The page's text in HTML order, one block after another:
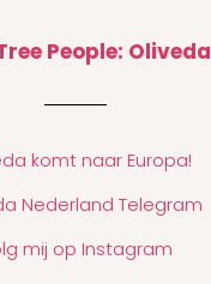
People: Oliveda
komt naar Europa!
Nederland Telegram
mij op Instagram